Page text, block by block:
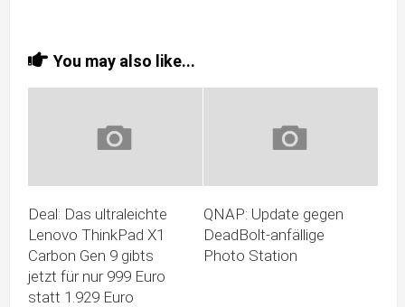
You may also like...
Deal: Das ultraleichte
Lenovo ThinkPad X1
Carbon Gen 9 gibts
jetzt für nur 999 Euro
statt 1.929 Euro
QNAP: Update gegen
DeadBolt-anfällige
Photo Station